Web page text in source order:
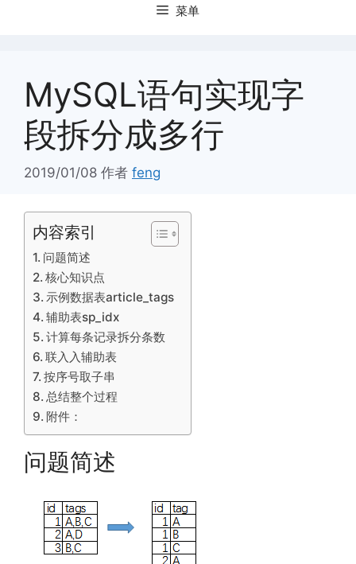
菜单
MySQL语句实现字
段拆分成多行
2019/01/08 作者 feng
内容索引
问题简述
核心知识点
示例数据表article_tags
辅助表sp_idx
计算每条记录拆分条数
联入入辅助表
按序号取子串
总结整个过程
附件：
问题简述